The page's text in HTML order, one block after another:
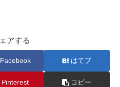
アする
Facebook はてブ
Pinterest コピー